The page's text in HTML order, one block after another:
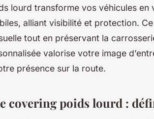
lourd transforme vos véhicules en
alliant visibilité et protection.
tout en préservant la
valorise votre image
présence sur la route.
covering poids lourd :